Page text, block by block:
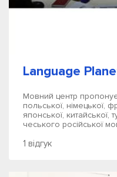
Language
Мовний центр пропонує
польської, німецької,
японської, китайської,
чеського російської
1 відгук